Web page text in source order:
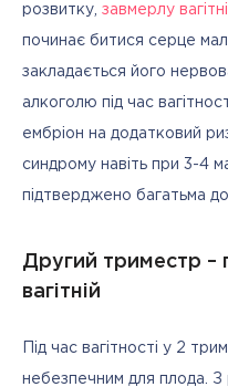
розвитку, завмерлу
починає битися серце
закладається його
алкоголю під час
ембріон на додатковий
синдрому навіть при 3-4
підтверджено багатьма
Другий триместр –
вагітній
Під час вагітності у 2
небезпечним для плода. З